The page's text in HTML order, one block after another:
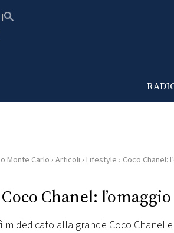
Monte Carlo › Articoli › Lifestyle › Coco Chanel:
Coco Chanel:
dedicato alla grande Coco Chanel